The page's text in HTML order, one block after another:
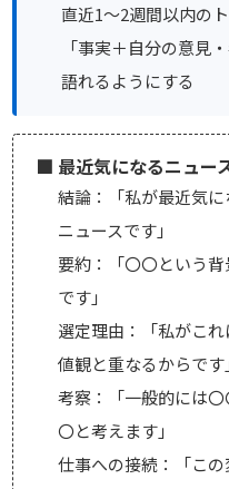
直近1〜2週間以内の
「事実＋自分の意見
語れるようにする
■ 最近気になるニュー
結論：「私が最近気
ニュースです」
要約：「〇〇という
です」
選定理由：「私がこ
値観と重なるからです」
考察：「一般的には
〇と考えます」
仕事への接続：「こ